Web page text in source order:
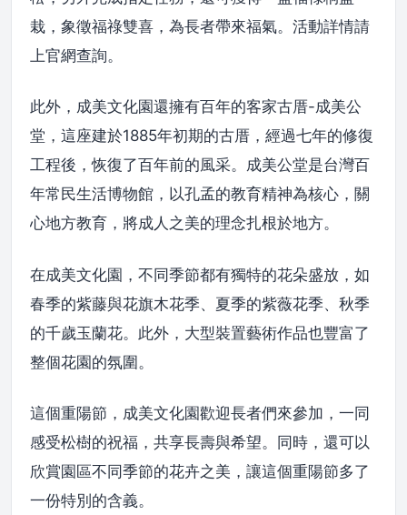
栽，象徵福祿雙喜，為長者帶來福氣。活動詳情請
上官網查詢。
此外，成美文化園還擁有百年的客家古厝-成美公
堂，這座建於1885年初期的古厝，經過七年的修復
工程後，恢復了百年前的風采。成美公堂是台灣百
年常民生活博物館，以孔孟的教育精神為核心，關
心地方教育，將成人之美的理念扎根於地方。
在成美文化園，不同季節都有獨特的花朵盛放，如
春季的紫藤與花旗木花季、夏季的紫薇花季、秋季
的千歲玉蘭花。此外，大型裝置藝術作品也豐富了
整個花園的氛圍。
這個重陽節，成美文化園歡迎長者們來參加，一同
感受松樹的祝福，共享長壽與希望。同時，還可以
欣賞園區不同季節的花卉之美，讓這個重陽節多了
一份特別的含義。